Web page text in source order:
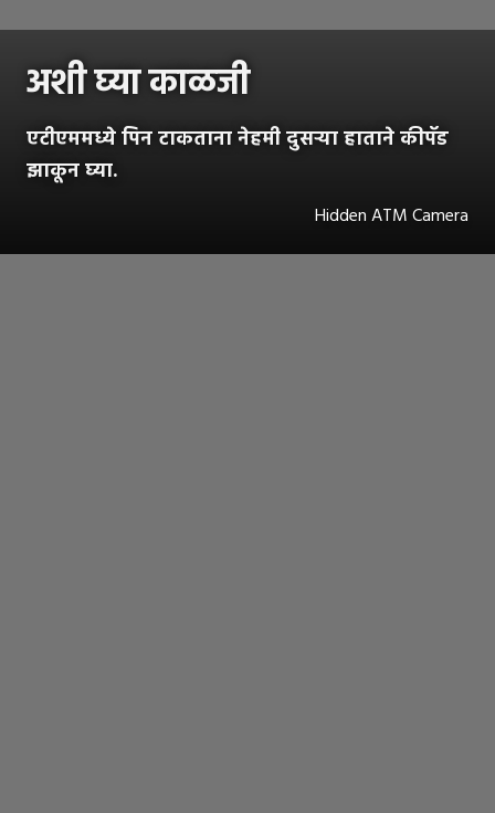
अशी घ्या काळजी
एटीएममध्ये पिन टाकताना नेहमी दुसऱ्या हाताने कीपॅड
झाकून घ्या.
Hidden ATM Camera